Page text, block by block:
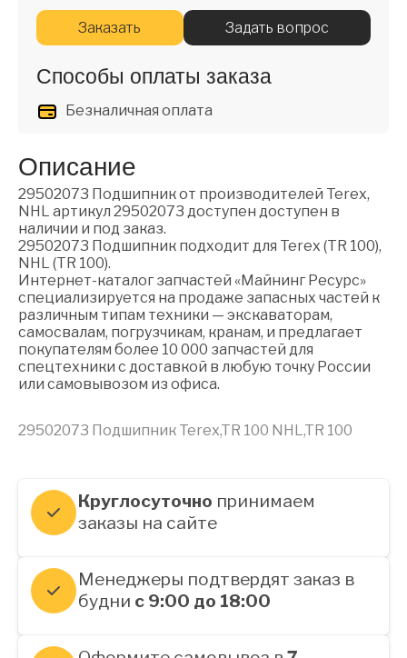
Заказать Задать вопрос
Способы оплаты заказа
Безналичная оплата
Описание
29502073 Подшипник от производителей Terex,
NHL артикул 29502073 доступен доступен в
наличии и под заказ.
29502073 Подшипник подходит для Terex (TR 100),
NHL (TR 100).
Интернет-каталог запчастей «Майнинг Ресурс»
специализируется на продаже запасных частей к
различным типам техники — экскаваторам,
самосвалам, погрузчикам, кранам, и предлагает
покупателям более 10 000 запчастей для
спецтехники с доставкой в любую точку России
или самовывозом из офиса.
29502073 Подшипник Terex,TR 100 NHL,TR 100
Круглосуточно принимаем
заказы на сайте
Менеджеры подтвердят заказ в
будни с 9:00 до 18:00